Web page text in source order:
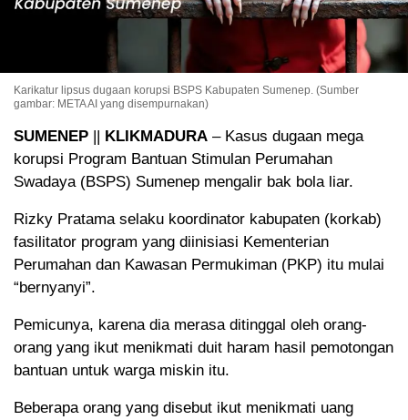
Karikatur lipsus dugaan korupsi BSPS Kabupaten Sumenep. (Sumber
gambar: META AI yang disempurnakan)
SUMENEP || KLIKMADURA – Kasus dugaan mega
korupsi Program Bantuan Stimulan Perumahan
Swadaya (BSPS) Sumenep mengalir bak bola liar.
Rizky Pratama selaku koordinator kabupaten (korkab)
fasilitator program yang diinisiasi Kementerian
Perumahan dan Kawasan Permukiman (PKP) itu mulai
“bernyanyi”.
Pemicunya, karena dia merasa ditinggal oleh orang-
orang yang ikut menikmati duit haram hasil pemotongan
bantuan untuk warga miskin itu.
Beberapa orang yang disebut ikut menikmati uang